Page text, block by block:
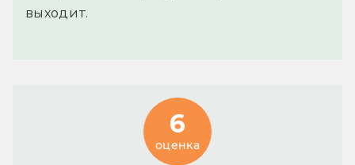
выходит.
6
оценка